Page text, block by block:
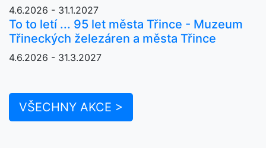
4.6.2026 - 31.1.2027
To to letí ... 95 let města Třince - Muzeum
Třineckých železáren a města Třince
4.6.2026 - 31.3.2027
VŠECHNY AKCE >